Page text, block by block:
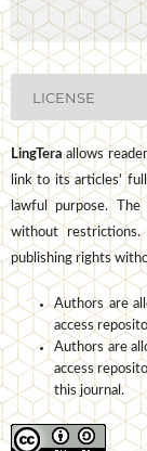
LICENSE
LingTeraallows
link to its articles'
lawful purpose.
without
publishing rights
Authors are
access
Authors are
access
this journal.